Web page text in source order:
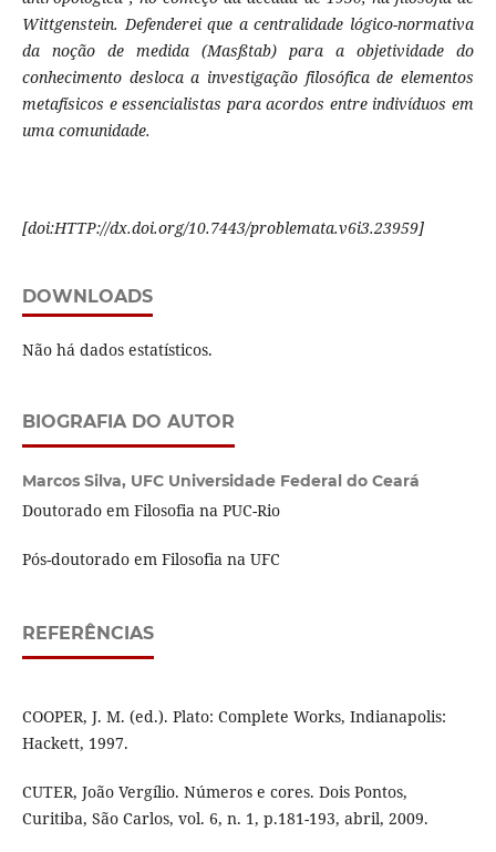
Wittgenstein. Defenderei que a centralidade lógico-normativa
da noção de medida (Masßtab) para a objetividade do
conhecimento desloca a investigação filosófica de elementos
metafísicos e essencialistas para acordos entre indivíduos em
uma comunidade.
[doi:HTTP://dx.doi.org/10.7443/problemata.v6i3.23959]
DOWNLOADS
Não há dados estatísticos.
BIOGRAFIA DO AUTOR
Marcos Silva, UFC Universidade Federal do Ceará
Doutorado em Filosofia na PUC-Rio
Pós-doutorado em Filosofia na UFC
REFERÊNCIAS
COOPER, J. M. (ed.). Plato: Complete Works, Indianapolis:
Hackett, 1997.
CUTER, João Vergílio. Números e cores. Dois Pontos,
Curitiba, São Carlos, vol. 6, n. 1, p.181-193, abril, 2009.